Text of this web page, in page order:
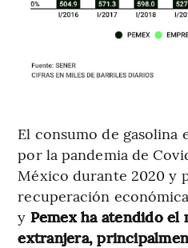
El consumo de gasolina
por la pandemia de
México durante 2020 y
recuperación
y Pemex ha atendido el
extranjera,